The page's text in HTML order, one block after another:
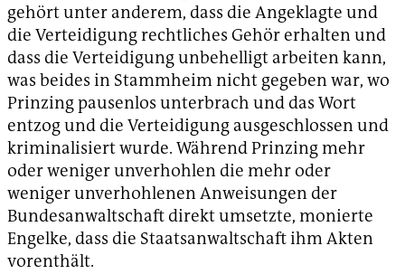
gehört unter anderem, dass die Angeklagte und
die Verteidigung rechtliches Gehör erhalten und
dass die Verteidigung unbehelligt arbeiten kann,
was beides in Stammheim nicht gegeben war, wo
Prinzing pausenlos unterbrach und das Wort
entzog und die Verteidigung ausgeschlossen und
kriminalisiert wurde. Während Prinzing mehr
oder weniger unverhohlen die mehr oder
weniger unverhohlenen Anweisungen der
Bundesanwaltschaft direkt umsetzte, monierte
Engelke, dass die Staatsanwaltschaft ihm Akten
vorenthält.